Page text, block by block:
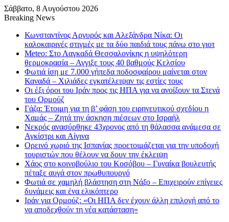
Σάββατο, 8 Αυγούστου 2026
Breaking News
Κωνσταντίνος Αργυρός και Αλεξάνδρα Νίκα: Οι
καλοκαιρινές στιγμές με τα δύο παιδιά τους πάνω στο γιοτ
Meteo: Στο Λαγκαδά Θεσσαλονίκης η υψηλότερη
θερμοκρασία – Αγγιξε τους 40 βαθμούς Κελσίου
Φωτιά ίση με 7.000 γήπεδα ποδοσφαίρου μαίνεται στον
Καναδά – Χιλιάδες εγκατέλειψαν τις εστίες τους
Οι έξι όροι του Ιράν προς τις ΗΠΑ για να ανοίξουν τα Στενά
του Ορμούζ
Γάζα: Έτοιμη για τη β’ φάση του ειρηνευτικού σχεδίου η
Χαμάς – Ζητά την άσκηση πιέσεων στο Ισραήλ
Νεκρός ανασύρθηκε 43χρονος από τη θάλασσα ανάμεσα σε
Αγκίστρι και Αίγινα
Ορεινό χωριό της Ισπανίας προετοιμάζεται για την υποδοχή
τουριστών που θέλουν να δουν την έκλειψη
Χάος στο κοινοβούλιο του Κοσόβου – Γυναίκα βουλευτής
πέταξε αυγά στον πρωθυπουργό
Φωτιά σε χαμηλή βλάστηση στη Νάξο – Επιχειρούν επίγειες
δυνάμεις και ένα ελικόπτερο
Ιράν για Ορμούζ: «Οι ΗΠΑ δεν έχουν άλλη επιλογή από το
να αποδεχθούν τη νέα κατάσταση»